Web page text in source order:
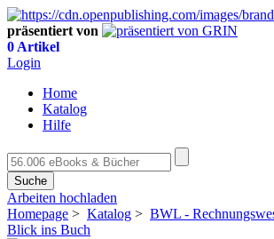
präsentiert von
0 Artikel
Login
Home
Katalog
Hilfe
Suche
Arbeiten hochladen
Homepage > Katalog > BWL -
Blick ins Buch